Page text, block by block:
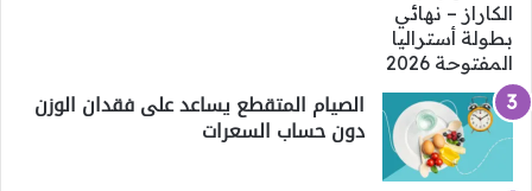
الصيام المتقطع يساعد على فقدان الوزن
دون حساب السعرات